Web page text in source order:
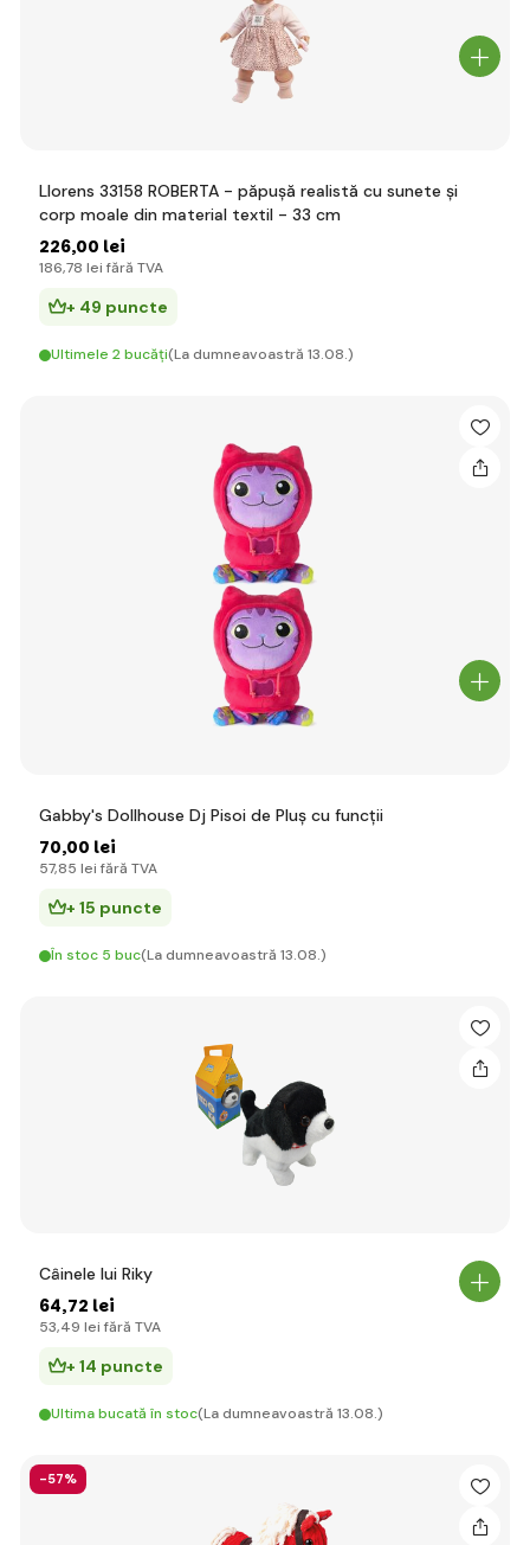
Llorens 33158 ROBERTA - păpușă realistă cu sunete și
corp moale din material textil - 33 cm
226,00 lei
186,78 lei fără TVA
+ 49 puncte
Ultimele 2 bucăți(La dumneavoastră 13.08.)
Gabby's Dollhouse Dj Pisoi de Pluș cu funcții
70,00 lei
57,85 lei fără TVA
+ 15 puncte
În stoc 5 buc(La dumneavoastră 13.08.)
Câinele lui Riky
64,72 lei
53,49 lei fără TVA
+ 14 puncte
Ultima bucată în stoc(La dumneavoastră 13.08.)
-57%